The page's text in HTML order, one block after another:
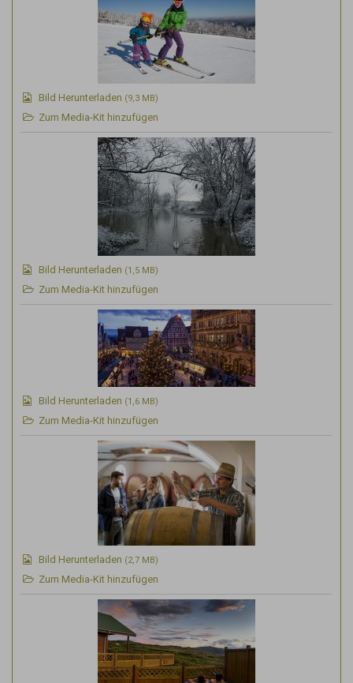
Bild Herunterladen (9,3 MB)
Zum Media-Kit hinzufügen
Bild Herunterladen (1,5 MB)
Zum Media-Kit hinzufügen
Bild Herunterladen (1,6 MB)
Zum Media-Kit hinzufügen
Bild Herunterladen (2,7 MB)
Zum Media-Kit hinzufügen